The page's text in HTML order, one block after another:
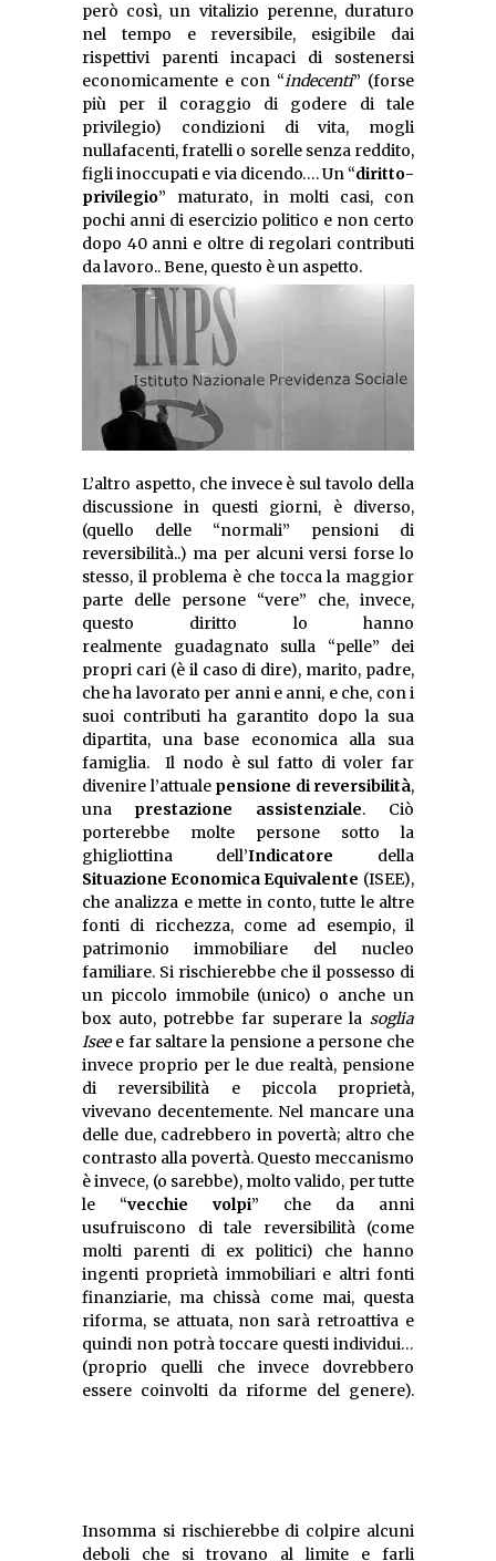
però così, un vitalizio perenne, duraturo
nel tempo e reversibile, esigibile dai
rispettivi parenti incapaci di sostenersi
economicamente e con “indecenti” (forse
più per il coraggio di godere di tale
privilegio) condizioni di vita, mogli
nullafacenti, fratelli o sorelle senza reddito,
figli inoccupati e via dicendo…. Un “diritto-
privilegio” maturato, in molti casi, con
pochi anni di esercizio politico e non certo
dopo 40 anni e oltre di regolari contributi
da lavoro.. Bene, questo è un aspetto.
L’altro aspetto, che invece è sul tavolo della
discussione in questi giorni, è diverso,
(quello delle “normali” pensioni di
reversibilità..) ma per alcuni versi forse lo
stesso, il problema è che tocca la maggior
parte delle persone “vere” che, invece,
questo diritto lo hanno
realmente guadagnato sulla “pelle” dei
propri cari (è il caso di dire), marito, padre,
che ha lavorato per anni e anni, e che, con i
suoi contributi ha garantito dopo la sua
dipartita, una base economica alla sua
famiglia. Il nodo è sul fatto di voler far
divenire l’attuale pensione di reversibilità,
una prestazione assistenziale. Ciò
porterebbe molte persone sotto la
ghigliottina dell’Indicatore della
Situazione Economica Equivalente (ISEE),
che analizza e mette in conto, tutte le altre
fonti di ricchezza, come ad esempio, il
patrimonio immobiliare del nucleo
familiare. Si rischierebbe che il possesso di
un piccolo immobile (unico) o anche un
box auto, potrebbe far superare la soglia
Iseee far saltare la pensione a persone che
invece proprio per le due realtà, pensione
di reversibilità e piccola proprietà,
vivevano decentemente. Nel mancare una
delle due, cadrebbero in povertà; altro che
contrasto alla povertà. Questo meccanismo
è invece, (o sarebbe), molto valido, per tutte
le “vecchie volpi” che da anni
usufruiscono di tale reversibilità (come
molti parenti di ex politici) che hanno
ingenti proprietà immobiliari e altri fonti
finanziarie, ma chissà come mai, questa
riforma, se attuata, non sarà retroattiva e
quindi non potrà toccare questi individui…
(proprio quelli che invece dovrebbero
Insomma si rischierebbe di colpire alcuni
deboli che si trovano al limite e farli